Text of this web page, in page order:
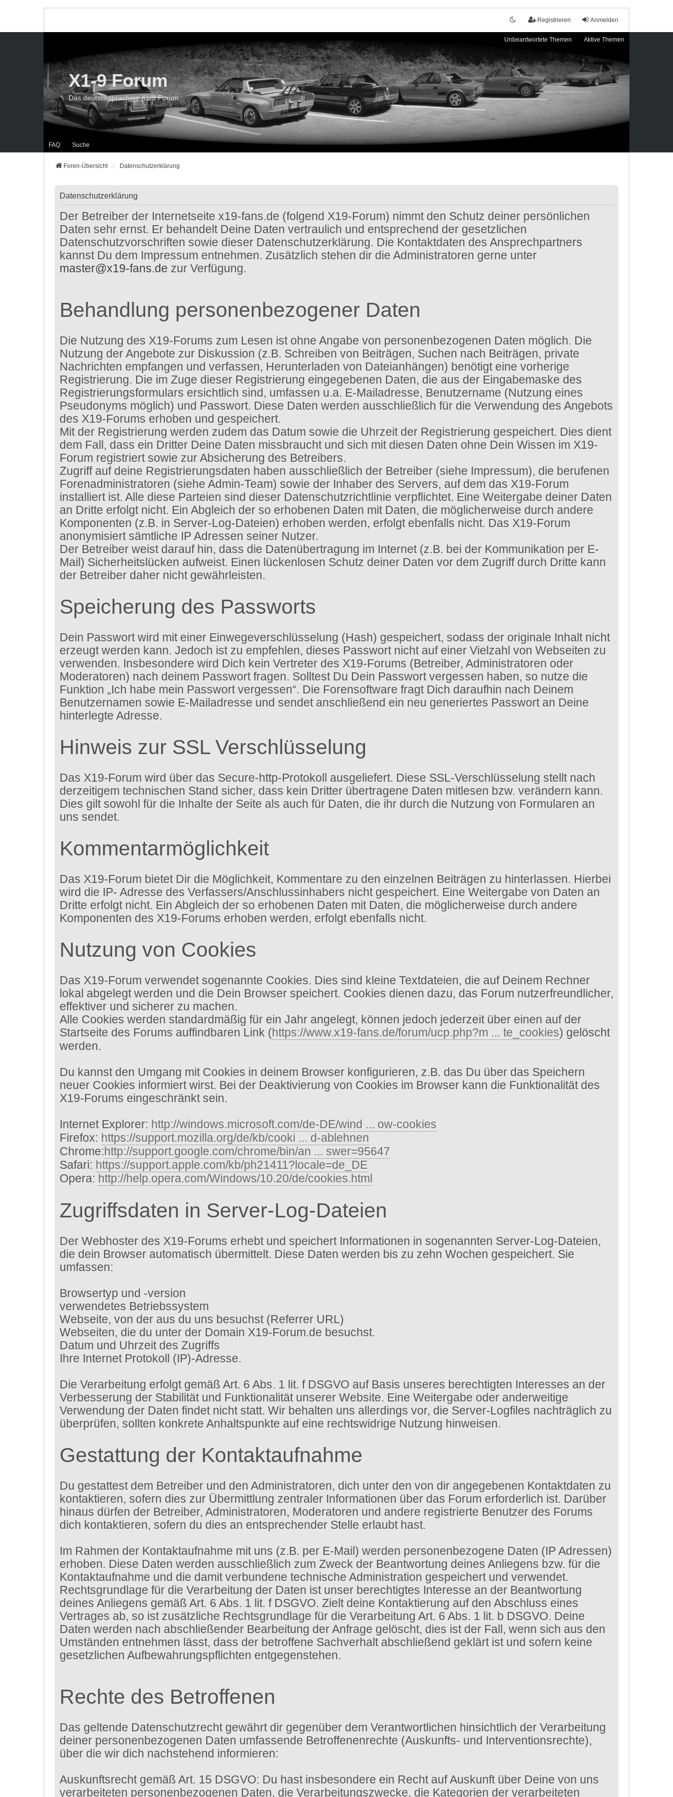
Anmelden
Registrieren
Unbeantwortete Themen Aktive Themen
FAQ Suche
X1-9 Forum
Das deutschsprachige X1/9 Forum
Foren-Übersicht Datenschutzerklärung
Datenschutzerklärung
Der Betreiber der Internetseite x19-fans.de (folgend X19-Forum) nimmt den Schutz deiner persönlichen
Daten sehr ernst. Er behandelt Deine Daten vertraulich und entsprechend der gesetzlichen
Datenschutzvorschriften sowie dieser Datenschutzerklärung. Die Kontaktdaten des Ansprechpartners
kannst Du dem Impressum entnehmen. Zusätzlich stehen dir die Administratoren gerne unter
master@x19-fans.de zur Verfügung.
Behandlung personenbezogener Daten
Die Nutzung des X19-Forums zum Lesen ist ohne Angabe von personenbezogenen Daten möglich. Die
Nutzung der Angebote zur Diskussion (z.B. Schreiben von Beiträgen, Suchen nach Beiträgen, private
Nachrichten empfangen und verfassen, Herunterladen von Dateianhängen) benötigt eine vorherige
Registrierung. Die im Zuge dieser Registrierung eingegebenen Daten, die aus der Eingabemaske des
Registrierungsformulars ersichtlich sind, umfassen u.a. E-Mailadresse, Benutzername (Nutzung eines
Pseudonyms möglich) und Passwort. Diese Daten werden ausschließlich für die Verwendung des Angebots
des X19-Forums erhoben und gespeichert.
Mit der Registrierung werden zudem das Datum sowie die Uhrzeit der Registrierung gespeichert. Dies dient
dem Fall, dass ein Dritter Deine Daten missbraucht und sich mit diesen Daten ohne Dein Wissen im X19-
Forum registriert sowie zur Absicherung des Betreibers.
Zugriff auf deine Registrierungsdaten haben ausschließlich der Betreiber (siehe Impressum), die berufenen
Forenadministratoren (siehe Admin-Team) sowie der Inhaber des Servers, auf dem das X19-Forum
installiert ist. Alle diese Parteien sind dieser Datenschutzrichtlinie verpflichtet. Eine Weitergabe deiner Daten
an Dritte erfolgt nicht. Ein Abgleich der so erhobenen Daten mit Daten, die möglicherweise durch andere
Komponenten (z.B. in Server-Log-Dateien) erhoben werden, erfolgt ebenfalls nicht. Das X19-Forum
anonymisiert sämtliche IP Adressen seiner Nutzer.
Der Betreiber weist darauf hin, dass die Datenübertragung im Internet (z.B. bei der Kommunikation per E-
Mail) Sicherheitslücken aufweist. Einen lückenlosen Schutz deiner Daten vor dem Zugriff durch Dritte kann
der Betreiber daher nicht gewährleisten.
Speicherung des Passworts
Dein Passwort wird mit einer Einwegeverschlüsselung (Hash) gespeichert, sodass der originale Inhalt nicht
erzeugt werden kann. Jedoch ist zu empfehlen, dieses Passwort nicht auf einer Vielzahl von Webseiten zu
verwenden. Insbesondere wird Dich kein Vertreter des X19-Forums (Betreiber, Administratoren oder
Moderatoren) nach deinem Passwort fragen. Solltest Du Dein Passwort vergessen haben, so nutze die
Funktion „Ich habe mein Passwort vergessen“. Die Forensoftware fragt Dich daraufhin nach Deinem
Benutzernamen sowie E-Mailadresse und sendet anschließend ein neu generiertes Passwort an Deine
hinterlegte Adresse.
Hinweis zur SSL Verschlüsselung
Das X19-Forum wird über das Secure-http-Protokoll ausgeliefert. Diese SSL-Verschlüsselung stellt nach
derzeitigem technischen Stand sicher, dass kein Dritter übertragene Daten mitlesen bzw. verändern kann.
Dies gilt sowohl für die Inhalte der Seite als auch für Daten, die ihr durch die Nutzung von Formularen an
uns sendet.
Kommentarmöglichkeit
Das X19-Forum bietet Dir die Möglichkeit, Kommentare zu den einzelnen Beiträgen zu hinterlassen. Hierbei
wird die IP- Adresse des Verfassers/Anschlussinhabers nicht gespeichert. Eine Weitergabe von Daten an
Dritte erfolgt nicht. Ein Abgleich der so erhobenen Daten mit Daten, die möglicherweise durch andere
Komponenten des X19-Forums erhoben werden, erfolgt ebenfalls nicht.
Nutzung von Cookies
Das X19-Forum verwendet sogenannte Cookies. Dies sind kleine Textdateien, die auf Deinem Rechner
lokal abgelegt werden und die Dein Browser speichert. Cookies dienen dazu, das Forum nutzerfreundlicher,
effektiver und sicherer zu machen.
Alle Cookies werden standardmäßig für ein Jahr angelegt, können jedoch jederzeit über einen auf der
Startseite des Forums auffindbaren Link (https://www.x19-fans.de/forum/ucp.php?m ... te_cookies) gelöscht
werden.
Du kannst den Umgang mit Cookies in deinem Browser konfigurieren, z.B. das Du über das Speichern
neuer Cookies informiert wirst. Bei der Deaktivierung von Cookies im Browser kann die Funktionalität des
X19-Forums eingeschränkt sein.
Internet Explorer: http://windows.microsoft.com/de-DE/wind ... ow-cookies
Firefox: https://support.mozilla.org/de/kb/cooki ... d-ablehnen
Chrome:http://support.google.com/chrome/bin/an ... swer=95647
Safari: https://support.apple.com/kb/ph21411?locale=de_DE
Opera: http://help.opera.com/Windows/10.20/de/cookies.html
Zugriffsdaten in Server-Log-Dateien
Der Webhoster des X19-Forums erhebt und speichert Informationen in sogenannten Server-Log-Dateien,
die dein Browser automatisch übermittelt. Diese Daten werden bis zu zehn Wochen gespeichert. Sie
umfassen:
Browsertyp und -version
verwendetes Betriebssystem
Webseite, von der aus du uns besuchst (Referrer URL)
Webseiten, die du unter der Domain X19-Forum.de besuchst.
Datum und Uhrzeit des Zugriffs
Ihre Internet Protokoll (IP)-Adresse.
Die Verarbeitung erfolgt gemäß Art. 6 Abs. 1 lit. f DSGVO auf Basis unseres berechtigten Interesses an der
Verbesserung der Stabilität und Funktionalität unserer Website. Eine Weitergabe oder anderweitige
Verwendung der Daten findet nicht statt. Wir behalten uns allerdings vor, die Server-Logfiles nachträglich zu
überprüfen, sollten konkrete Anhaltspunkte auf eine rechtswidrige Nutzung hinweisen.
Gestattung der Kontaktaufnahme
Du gestattest dem Betreiber und den Administratoren, dich unter den von dir angegebenen Kontaktdaten zu
kontaktieren, sofern dies zur Übermittlung zentraler Informationen über das Forum erforderlich ist. Darüber
hinaus dürfen der Betreiber, Administratoren, Moderatoren und andere registrierte Benutzer des Forums
dich kontaktieren, sofern du dies an entsprechender Stelle erlaubt hast.
Im Rahmen der Kontaktaufnahme mit uns (z.B. per E-Mail) werden personenbezogene Daten (IP Adressen)
erhoben. Diese Daten werden ausschließlich zum Zweck der Beantwortung deines Anliegens bzw. für die
Kontaktaufnahme und die damit verbundene technische Administration gespeichert und verwendet.
Rechtsgrundlage für die Verarbeitung der Daten ist unser berechtigtes Interesse an der Beantwortung
deines Anliegens gemäß Art. 6 Abs. 1 lit. f DSGVO. Zielt deine Kontaktierung auf den Abschluss eines
Vertrages ab, so ist zusätzliche Rechtsgrundlage für die Verarbeitung Art. 6 Abs. 1 lit. b DSGVO. Deine
Daten werden nach abschließender Bearbeitung der Anfrage gelöscht, dies ist der Fall, wenn sich aus den
Umständen entnehmen lässt, dass der betroffene Sachverhalt abschließend geklärt ist und sofern keine
gesetzlichen Aufbewahrungspflichten entgegenstehen.
Rechte des Betroffenen
Das geltende Datenschutzrecht gewährt dir gegenüber dem Verantwortlichen hinsichtlich der Verarbeitung
deiner personenbezogenen Daten umfassende Betroffenenrechte (Auskunfts- und Interventionsrechte),
über die wir dich nachstehend informieren:
Auskunftsrecht gemäß Art. 15 DSGVO: Du hast insbesondere ein Recht auf Auskunft über Deine von uns
verarbeiteten personenbezogenen Daten, die Verarbeitungszwecke, die Kategorien der verarbeiteten